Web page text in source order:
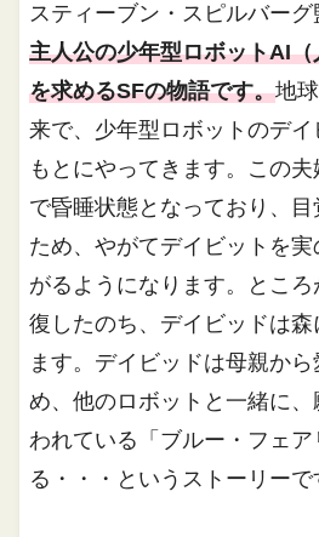
スティーブン・スピルバーグ
主人公の少年型ロボットAI
を求めるSFの物語です。地
来で、少年型ロボットのデ
もとにやってきます。この
で昏睡状態となっており、
ため、やがてデイビットを
がるようになります。とこ
復したのち、デイビッドは
ます。デイビッドは母親か
め、他のロボットと一緒に
われている「ブルー・フェ
る・・・というストーリーで